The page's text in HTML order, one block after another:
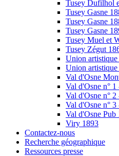
Tusey Dufilhol
Tusey Gasne
Tusey Gasne
Tusey Gasne
Tusey Muel et
Tusey Zégut
Union artistique
Union
Val d'Osne
Val d'Osne n° 1
Val d'Osne n° 2
Val d'Osne n° 3
Val d'Osne Pub
Viry 1893
Contactez-nous
Recherche géographique
Ressources presse